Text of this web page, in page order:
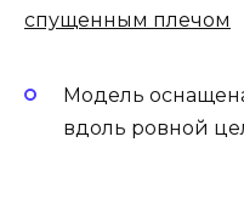
Модель
вдоль ровной